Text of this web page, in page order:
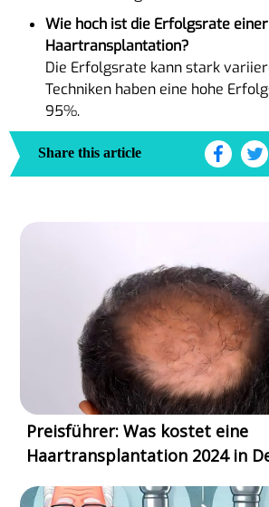
Wie hoch ist die Erfolgsrate einer
Haartransplantation?
Die Erfolgsrate kann stark
Techniken haben eine hohe
95%.
Share this article
Preisführer: Was kostet eine
Haartransplantation 2024 in